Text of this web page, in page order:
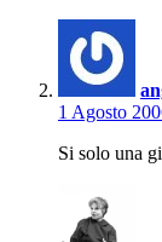
1 Agosto
Si solo una